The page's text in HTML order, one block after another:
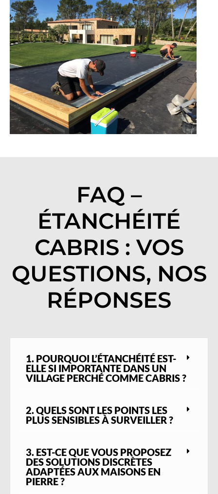
FAQ –
ÉTANCHÉITÉ
CABRIS : VOS
QUESTIONS, NOS
RÉPONSES
1. POURQUOI L’ÉTANCHÉITÉ EST-
ELLE SI IMPORTANTE DANS UN
VILLAGE PERCHÉ COMME CABRIS ?
2. QUELS SONT LES POINTS LES
PLUS SENSIBLES À SURVEILLER ?
3. EST-CE QUE VOUS PROPOSEZ
DES SOLUTIONS DISCRÈTES
ADAPTÉES AUX MAISONS EN
PIERRE ?